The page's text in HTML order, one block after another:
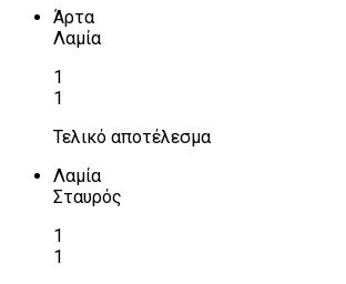
Άρτα
Λαμία
1
1
Τελικό αποτέλεσμα
Λαμία
Σταυρός
1
1